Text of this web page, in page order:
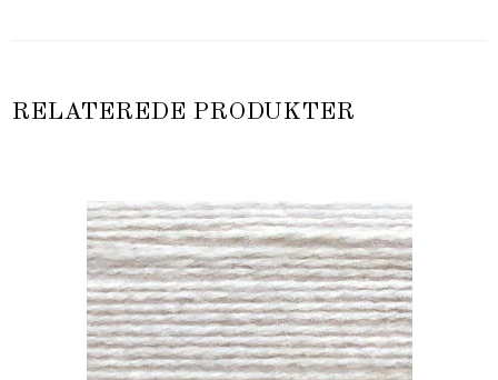
RELATEREDE PRODUKTER